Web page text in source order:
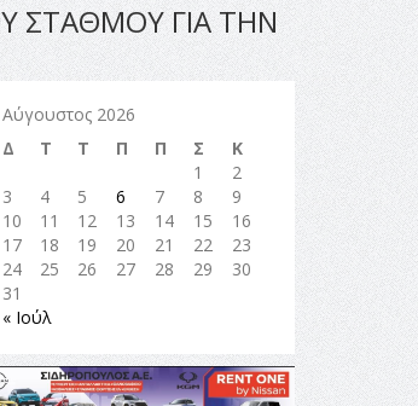
ΣΤΑΘΜΟΥ ΓΙΑ ΤΗΝ
Αύγουστος 2026
Δ
Τ Τ Π Π Σ
Κ
1
2
3
4 5 6 7 8
9
10
11 12 13 14 15
16
17
18 19 20 21 22
23
24
25 26 27 28 29
30
31
« Ιούλ